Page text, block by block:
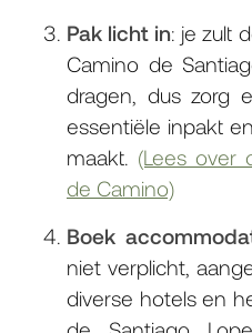
Pak licht in: je zult
Camino de
dragen, dus zorg
essentiële inpakt
maakt. (Lees over
de Camino)
Boek
niet verplicht,
diverse hotels en